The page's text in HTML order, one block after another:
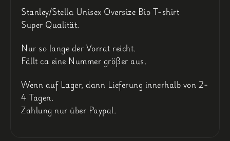
Stanley/Stella Unisex Oversize Bio T-shirt
Super Qualität.
Nur so lange der Vorrat reicht.
Fällt ca eine Nummer größer aus.
Wenn auf Lager, dann Lieferung innerhalb von 2-
4 Tagen.
Zahlung nur über Paypal.